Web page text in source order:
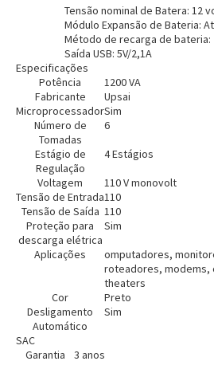
Cartão de crédito
Entendi
Pagamento via Pix
Entendi
Tensão nominal de Batera: 12
Módulo Expansão de Bateria:
Método de recarga de bateria:
Saída USB: 5V/2,1A
Especificações
Potência
1200 VA
Fabricante
Upsai
MicroprocessadorSim
Número de
Tomadas
6
Estágio de
Regulação
4 Estágios
Voltagem
110 V monovolt
Tensão de Entrada110
Tensão de Saída 110
Proteção para
descarga elétrica
Sim
Aplicações
omputadores,
roteadores, modems,
theaters
Cor
Preto
Desligamento
Automático
Sim
SAC
Garantia
3 anos